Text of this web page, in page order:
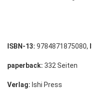
ISBN-13: 9784871875080,
paperback: 332 Seiten
Verlag: Ishi Press